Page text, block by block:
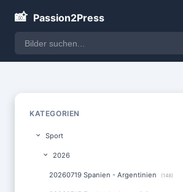
📸 Passion2Press
KATEGORIEN
Sport
2026
20260719 Spanien - Argentinien (148)